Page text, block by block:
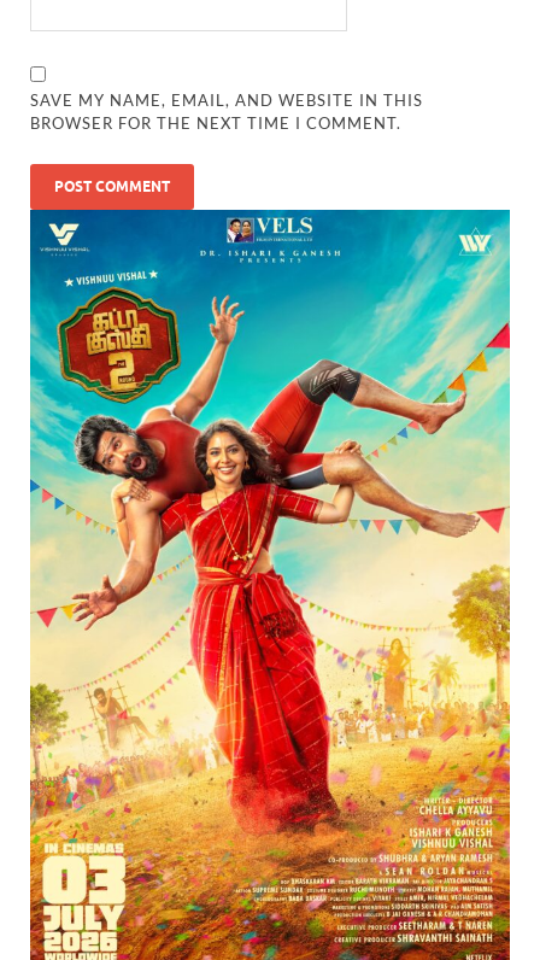
SAVE MY NAME, EMAIL, AND WEBSITE IN THIS
BROWSER FOR THE NEXT TIME I COMMENT.